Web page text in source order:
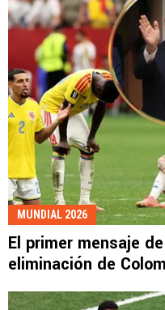
MUNDIAL 2026
El primer mensaje
eliminación de